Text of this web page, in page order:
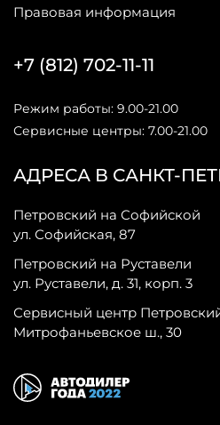
Правовая информация
АДРЕСА В САНКТ-
Петровский на Софийской
ул. Софийская, 87
Петровский на Руставели
ул. Руставели, д. 31, корп. 3
Сервисный центр
Митрофаньевское ш., 30
+7 (812) 702-11-11
Режим работы: 9.00-21.00
Сервисные центры: 7.00-21.00